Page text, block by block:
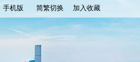
加入收藏
简繁切换
手机版